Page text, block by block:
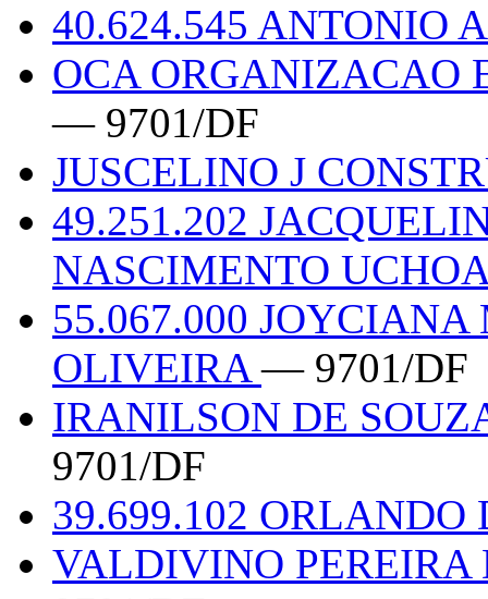
40.624.545 ANTONIO
OCA ORGANIZACAO
— 9701/DF
JUSCELINO J
49.251.202
NASCIMENTO
55.067.000
OLIVEIRA— 9701/DF
IRANILSON DE
9701/DF
39.699.102
VALDIVINO PEREIRA